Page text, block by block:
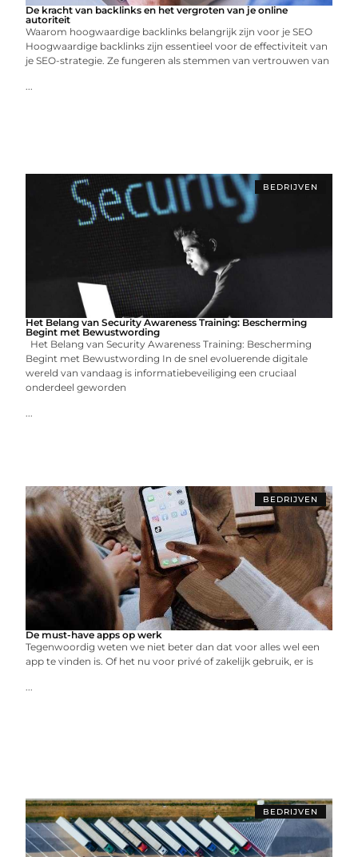
De kracht van backlinks en het vergroten van je online
autoriteit
Waarom hoogwaardige backlinks belangrijk zijn voor je SEO
Hoogwaardige backlinks zijn essentieel voor de effectiviteit van
je SEO-strategie. Ze fungeren als stemmen van vertrouwen van
...
BEDRIJVEN
Het Belang van Security Awareness Training: Bescherming
Begint met Bewustwording
Het Belang van Security Awareness Training: Bescherming
Begint met Bewustwording In de snel evoluerende digitale
wereld van vandaag is informatiebeveiliging een cruciaal
onderdeel geworden
...
BEDRIJVEN
De must-have apps op werk
Tegenwoordig weten we niet beter dan dat voor alles wel een
app te vinden is. Of het nu voor privé of zakelijk gebruik, er is
...
BEDRIJVEN